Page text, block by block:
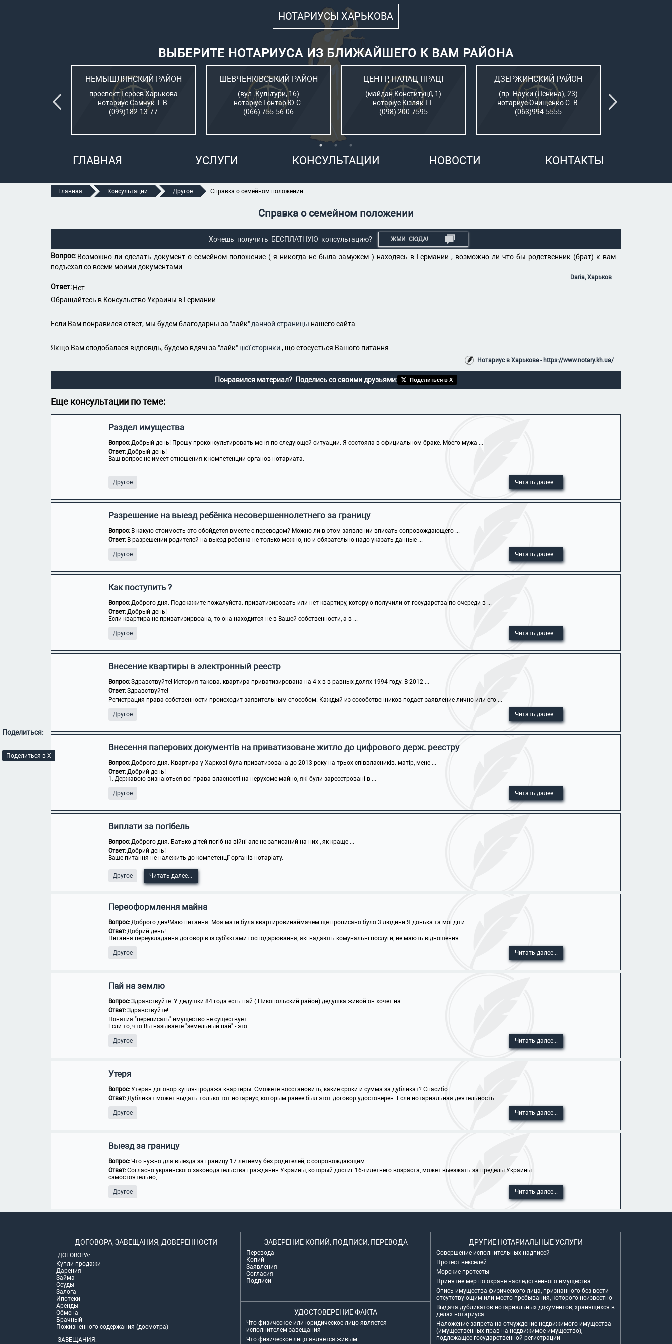
Поделиться:
Поделиться в X
НОТАРИУСЫ ХАРЬКОВА
ВЫБЕРИТЕ НОТАРИУСА ИЗ БЛИЖАЙШЕГО К ВАМ РАЙОНА
НЕМЫШЛЯНСКИЙ РАЙОН
проспект Героев Харькова
нотариус Самчук Т. В.
(099)182-13-77
ШЕВЧЕНКІВСЬКИЙ РАЙОН
(вул. Культури, 16)
нотаріус Гонтар Ю.С.
(066) 755-56-06
ЦЕНТР, ПАЛАЦ ПРАЦІ
(майдан Конституції, 1)
нотаріус Кізляк Г.І.
(098) 200-7595
ДЗЕРЖИНСКИЙ РАЙОН
(пр. Науки (Ленина), 23)
нотариус Онищенко С. В.
(063)994-5555
ГЛАВНАЯ УСЛУГИ КОНСУЛЬТАЦИИ НОВОСТИ КОНТАКТЫ
Главная Консультации Другое Справка о семейном положении
Справка о семейном положении
Хочешь получить БЕСПЛАТНУЮ консультацию? ЖМИ СЮДА!
Вопрос: Возможно ли сделать документ о семейном положение ( я никогда не была замужем ) находясь в Германии , возможно ли что бы родственник (брат) к вам
подъехал со всеми моими документами
Daria, Харьков
Ответ: Нет.
Обращайтесь в Консульство Украины в Германии.
-----
Если Вам понравился ответ, мы будем благодарны за "лайк" данной страницы нашего сайта
Якщо Вам сподобалася відповідь, будемо вдячі за "лайк" цієї сторінки , що стосується Вашого питання.
Нотариус в Харькове - https://www.notary.kh.ua/
Понравился материал? Поделись со своими друзьями: Поделиться в X
Еще консультации по теме:
Раздел имущества
Вопрос:Добрый день! Прошу проконсультировать меня по следующей ситуации. Я состояла в официальном браке. Моего мужа ...
Ответ:Добрый день!
Ваш вопрос не имеет отношения к компетенции органов нотариата.
Другое Читать далее...
Разрешение на выезд ребёнка несовершеннолетнего за границу
Вопрос: В какую стоимость это обойдется вместе с переводом? Можно ли в этом заявлении вписать сопровождающего ...
Ответ: В разрешении родителей на выезд ребенка не только можно, но и обязательно надо указать данные ...
Другое Читать далее...
Как поступить ?
Вопрос:Доброго дня. Подскажите пожалуйста: приватизировать или нет квартиру, которую получили от государства по очереди в ...
Ответ:Добрый день!
Если квартира не приватизирвоана, то она находится не в Вашей собственности, а в ...
Другое Читать далее...
Внесение квартиры в электронный реестр
Вопрос:Здравствуйте! История такова: квартира приватизирована на 4-х в в равных долях 1994 году. В 2012 ...
Ответ:Здравствуйте!
Регистрация права собственности происходит заявительным способом. Каждый из сособственников подает заявление лично или его ...
Другое Читать далее...
Внесення паперових документів на приватизоване житло до цифрового держ. реєстру
Вопрос:Доброго дня. Квартира у Харкові була приватизована до 2013 року на трьох співвласників: матір, мене ...
Ответ:Добрий день!
1. Державою визнаються всі права власності на нерухоме майно, які були зареєстровані в ...
Другое Читать далее...
Виплати за погібель
Вопрос:Доброго дня. Батько дітей погіб на війні але не записаний на них , як краще ...
Ответ:Добрий день!
Ваше питання не належить до компетенції органів нотаріату.
----
Другое
Читать далее...
Переоформлення майна
Вопрос:Доброго дня!Маю питання..Моя мати була квартировинаймачем ще прописано було 3 людини.Я донька та мої діти ...
Ответ:Добрий день!
Питання переукладання договорів із суб'єктами господарювання, які надають комунальні послуги, не мають відношення ...
Другое Читать далее...
Пай на землю
Вопрос:Здравствуйте. У дедушки 84 года есть пай ( Никопольский район) дедушка живой он хочет на ...
Ответ:Здравствуйте!
Понятия "переписать" имущество не существует.
Если то, что Вы называете "земельный пай" - это ...
Другое Читать далее...
Утеря
Вопрос:Утерян договор купля-продажа квартиры. Сможете восстановить, какие сроки и сумма за дубликат? Спасибо
Ответ:Дубликат может выдать только тот нотариус, которым ранее был этот договор удостоверен. Если нотариальная деятельность ...
Другое Читать далее...
Выезд за границу
Вопрос:Что нужно для выезда за границу 17 летнему без родителей, с сопровождающим
Ответ:Согласно украинского законодательства гражданин Украины, который достиг 16-тилетнего возраста, может выезжать за пределы Украины
самостоятельно, ...
Другое Читать далее...
ДОГОВОРА, ЗАВЕЩАНИЯ, ДОВЕРЕННОСТИ
ДОГОВОРА:
Купли продажи
Дарения
Займа
Ссуды
Залога
Ипотеки
Аренды
Обмена
Брачный
Пожизненного содержания (досмотра)
ЗАВЕЩАНИЯ:
ЗАВЕРЕНИЕ КОПИЙ, ПОДПИСИ, ПЕРЕВОДА
Перевода
Копий
Заявления
Согласия
Подписи
УДОСТОВЕРЕНИЕ ФАКТА
Что физическое или юридическое лицо является
исполнителем завещания
Что физическое лицо является живым
ДРУГИЕ НОТАРИАЛЬНЫЕ УСЛУГИ
Совершение исполнительных надписей
Протест векселей
Морские протесты
Принятие мер по охране наследственного имущества
Опись имущества физического лица, признанного без вести
отсутствующим или место пребывания, которого неизвестно
Выдача дубликатов нотариальных документов, хранящихся в
делах нотариуса
Наложение запрета на отчуждение недвижимого имущества
(имущественных прав на недвижимое имущество),
подлежащее государственной регистрации